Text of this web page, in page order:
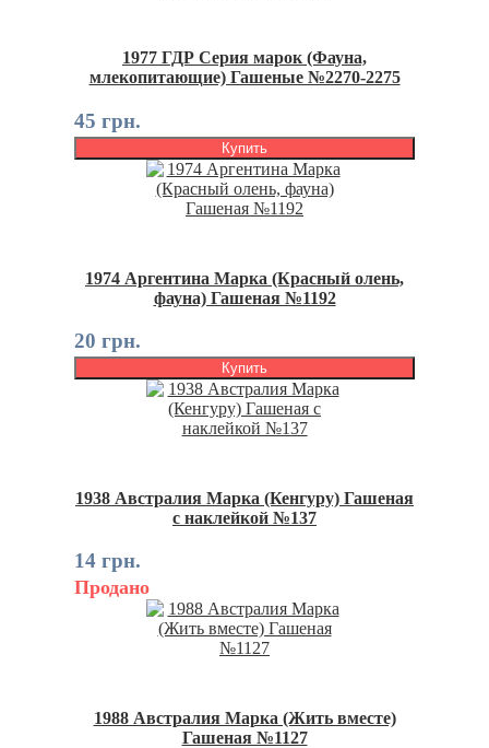
1977 ГДР Серия марок (Фауна,
млекопитающие) Гашеные №2270-2275
45 грн.
Купить
1974 Аргентина Марка (Красный олень,
фауна) Гашеная №1192
20 грн.
Купить
1938 Австралия Марка (Кенгуру) Гашеная
с наклейкой №137
14 грн.
Продано
1988 Австралия Марка (Жить вместе)
Гашеная №1127